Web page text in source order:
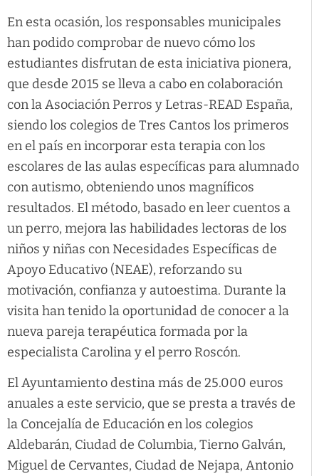
En esta ocasión, los responsables municipales
han podido comprobar de nuevo cómo los
estudiantes disfrutan de esta iniciativa pionera,
que desde 2015 se lleva a cabo en colaboración
con la Asociación Perros y Letras-READ España,
siendo los colegios de Tres Cantos los primeros
en el país en incorporar esta terapia con los
escolares de las aulas específicas para alumnado
con autismo, obteniendo unos magníficos
resultados. El método, basado en leer cuentos a
un perro, mejora las habilidades lectoras de los
niños y niñas con Necesidades Específicas de
Apoyo Educativo (NEAE), reforzando su
motivación, confianza y autoestima. Durante la
visita han tenido la oportunidad de conocer a la
nueva pareja terapéutica formada por la
especialista Carolina y el perro Roscón.
El Ayuntamiento destina más de 25.000 euros
anuales a este servicio, que se presta a través de
la Concejalía de Educación en los colegios
Aldebarán, Ciudad de Columbia, Tierno Galván,
Miguel de Cervantes, Ciudad de Nejapa, Antonio